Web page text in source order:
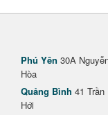
Phú Yên 30A
Hòa
Quảng Bình 41
Hới